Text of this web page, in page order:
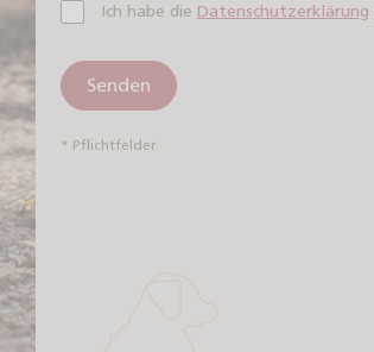
Ich habe die Datenschutzerklärung
Senden
* Pflichtfelder